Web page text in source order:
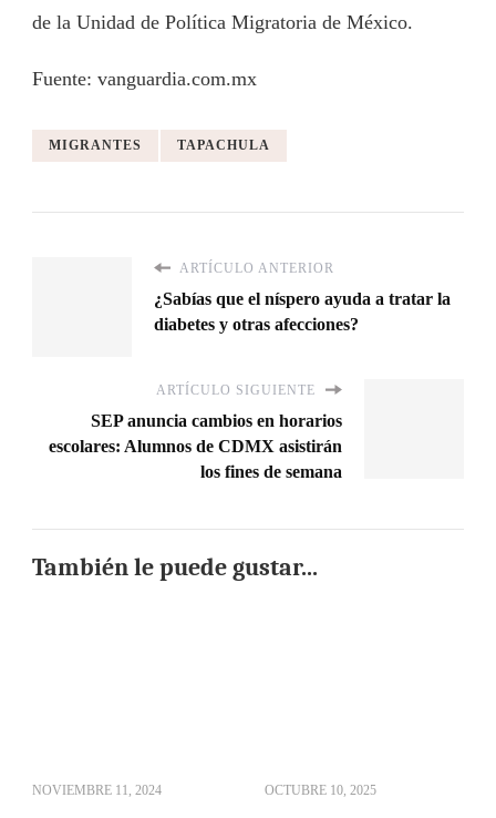
de la Unidad de Política Migratoria de México.
Fuente: vanguardia.com.mx
MIGRANTES TAPACHULA
ARTÍCULO ANTERIOR
¿Sabías que el níspero ayuda a tratar la
diabetes y otras afecciones?
ARTÍCULO SIGUIENTE
SEP anuncia cambios en horarios
escolares: Alumnos de CDMX asistirán
los fines de semana
También le puede gustar...
NOVIEMBRE 11, 2024 OCTUBRE 10, 2025